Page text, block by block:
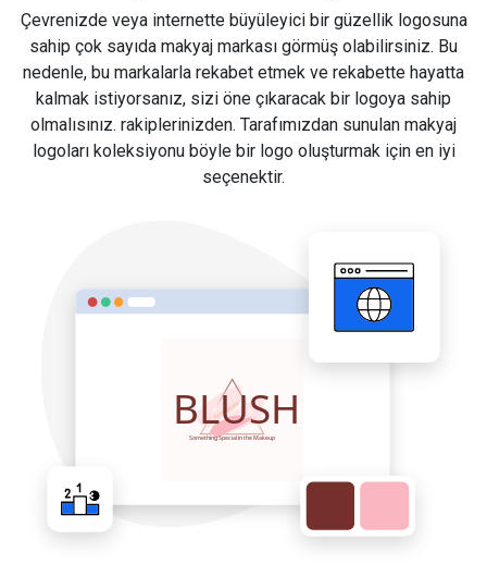
Çevrenizde veya internette büyüleyici bir güzellik logosuna
sahip çok sayıda makyaj markası görmüş olabilirsiniz. Bu
nedenle, bu markalarla rekabet etmek ve rekabette hayatta
kalmak istiyorsanız, sizi öne çıkaracak bir logoya sahip
olmalısınız. rakiplerinizden. Tarafımızdan sunulan makyaj
logoları koleksiyonu böyle bir logo oluşturmak için en iyi
seçenektir.